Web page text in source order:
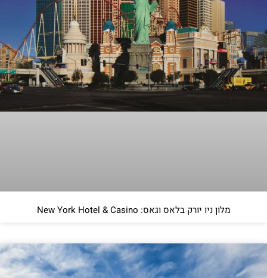
מלון ניו יורק בלאס וגאס: New York Hotel & Casino